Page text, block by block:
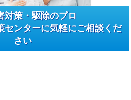
対策・駆除のプロ
センターに気軽にご相談くだ
さい